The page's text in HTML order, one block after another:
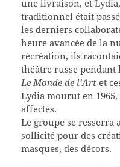
une livraison, et
traditionnel était
les derniers
heure avancée de la
récréation, ils
théâtre russe
Le Monde de l’Art et
Lydia mourut en
affectés.
Le groupe se
sollicité pour des
masques, des décors.